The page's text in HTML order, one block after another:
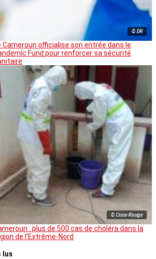
© DR
Cameroun officialise son entrée dans le
Fund pour renforcer sa sécurité
© Croix-Rouge
: plus de 500 cas de choléra dans la
de l’Extrême-Nord
lus